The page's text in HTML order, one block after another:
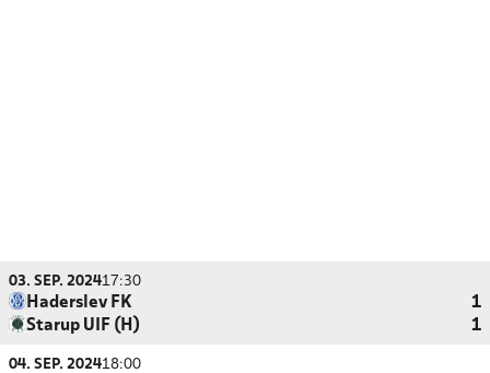
03. SEP. 202417:30
Haderslev FK
1
Starup UIF (H)
1
04. SEP. 202418:00